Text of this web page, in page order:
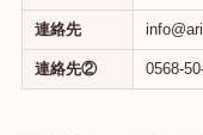
連絡先
連絡先② 0568-